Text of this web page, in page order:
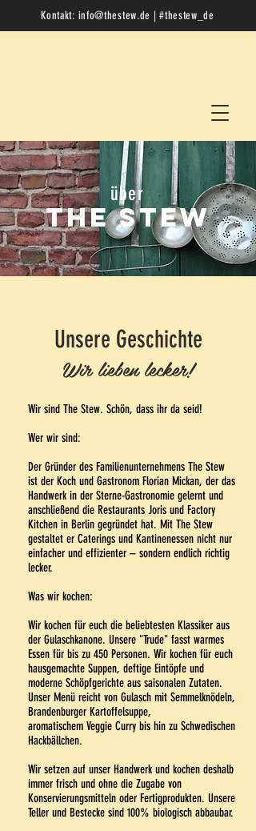
Kontakt: info@thestew.de | #thestew_de
The stew
über
Unsere Geschichte
Wir lieben lecker!
Wir sind The Stew. Schön, dass ihr da seid!
Wer wir sind:
Der Gründer des Familienunternehmens The Stew
ist der Koch und Gastronom Florian Mickan, der das
Handwerk in der Sterne-Gastronomie gelernt und
anschließend die Restaurants Joris und Factory
Kitchen in Berlin gegründet hat. Mit The Stew
gestaltet er Caterings und Kantinenessen nicht nur
einfacher und effizienter – sondern endlich richtig
lecker.
Was wir kochen:
Wir kochen für euch die beliebtesten Klassiker aus
der Gulaschkanone. Unsere "Trude" fasst warmes
Essen für bis zu 450 Personen. Wir kochen für euch
hausgemachte Suppen, deftige Eintöpfe und
moderne Schöpfgerichte aus saisonalen Zutaten.
Unser Menü reicht von Gulasch mit Semmelknödeln,
Brandenburger Kartoffelsuppe,
aromatischem Veggie Curry bis hin zu Schwedischen
Hackbällchen.
Wir setzen auf unser Handwerk und kochen deshalb
immer frisch und ohne die Zugabe von
Konservierungsmitteln oder Fertigprodukten. Unsere
Teller und Bestecke sind 100% biologisch abbaubar.